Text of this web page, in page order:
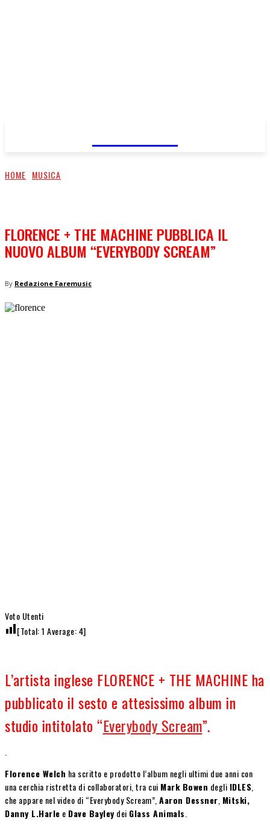
HOME MUSICA
FLORENCE + THE MACHINE PUBBLICA IL
NUOVO ALBUM “EVERYBODY SCREAM”
By Redazione Faremusic
Voto Utenti
[Total:1 Average:4]
L’artista inglese FLORENCE + THE MACHINE ha
pubblicato il sesto e attesissimo album in
studio intitolato “Everybody Scream”.
Florence Welch ha scritto e prodotto l’album negli ultimi due anni con
una cerchia ristretta di collaboratori, tra cui Mark Bowen degli IDLES
che appare nel video di “Everybody Scream”, Aaron Dessner Mitski,
Danny L.Harle e Dave Bayley dei Glass Animals